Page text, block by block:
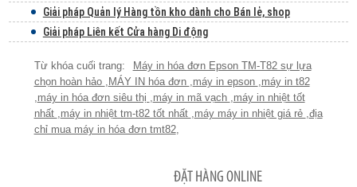
Giải pháp Quản lý Hàng tồn kho dành cho Bán lẻ, shop
Giải pháp Liên kết Cửa hàng Di động
Máy in hóa đơn Epson TM-T82 sự lựa
chọn hoàn hảo , MÁY IN hóa đơn ,máy in epson ,máy in t82
,máy in hóa đơn siêu thị ,máy in mã vạch ,máy in nhiệt tốt
nhất ,máy in nhiệt tm-t82 tốt nhất ,máy máy in nhiệt giá rẻ ,địa
chỉ mua máy in hóa đơn tmt82,
ĐẶT HÀNG ONLINE